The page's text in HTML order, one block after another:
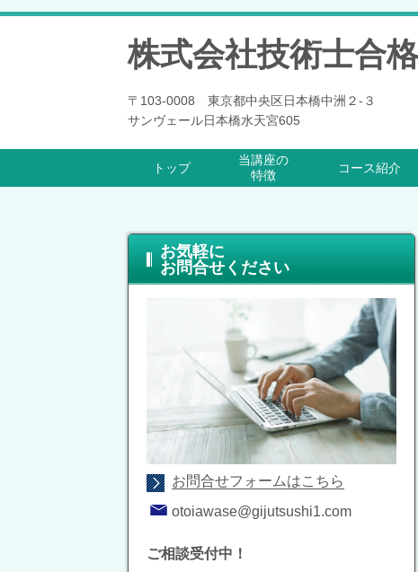
株式会社技術士合
〒103-0008 東京都中央区日本橋中洲２-３
サンヴェール日本橋水天宮605
トップ
当講座の
特徴
コース紹介
お気軽に
お問合せください
お問合せフォームはこちら
otoiawase@gijutsushi1.com
ご相談受付中！